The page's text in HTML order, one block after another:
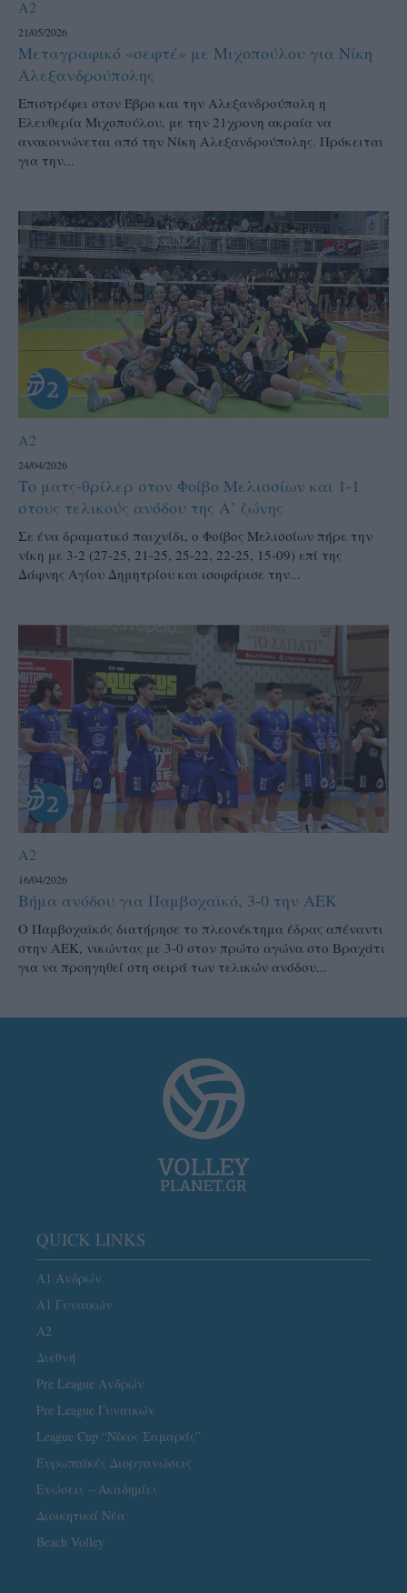
A2
21/05/2026
Μεταγραφικό «σεφτέ» με Μιχοπούλου για Νίκη
Αλεξανδρούπολης
Επιστρέφει στον Έβρο και την Αλεξανδρούπολη η
Ελευθερία Μιχοπούλου, με την 21χρονη ακραία να
ανακοινώνεται από την Νίκη Αλεξανδρούπολης. Πρόκειται
για την...
A2
24/04/2026
Το ματς-θρίλερ στον Φοίβο Μελισσίων και 1-1
στους τελικούς ανόδου της Α’ ζώνης
Σε ένα δραματικό παιχνίδι, ο Φοίβος Μελισσίων πήρε την
νίκη με 3-2 (27-25, 21-25, 25-22, 22-25, 15-09) επί της
Δάφνης Αγίου Δημητρίου και ισοφάρισε την...
A2
16/04/2026
Βήμα ανόδου για Παμβοχαϊκό, 3-0 την ΑΕΚ
Ο Παμβοχαϊκός διατήρησε το πλεονέκτημα έδρας απέναντι
στην ΑΕΚ, νικώντας με 3-0 στον πρώτο αγώνα στο Βραχάτι
για να προηγηθεί στη σειρά των τελικών ανόδου...
QUICK LINKS
Α1 Ανδρών
Α1 Γυναικών
A2
Διεθνή
Pre League Ανδρών
Pre League Γυναικών
League Cup “Νίκος Σαμαράς”
Ευρωπαϊκές Διοργανώσεις
Ενώσεις – Ακαδημίες
Διοικητικά Νέα
Beach Volley